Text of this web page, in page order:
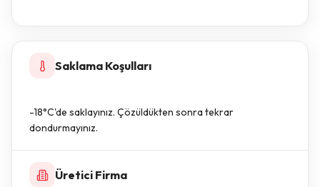
Saklama Koşulları
-18°C'de saklayınız. Çözüldükten sonra tekrar
dondurmayınız.
Üretici Firma